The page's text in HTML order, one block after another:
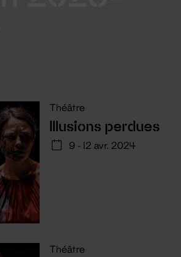
Théâtre
Illusions perdues
9 - 12 avr. 2024
Théâtre